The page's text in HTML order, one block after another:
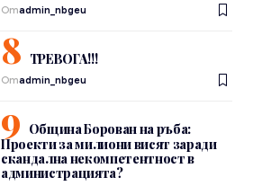
Отadmin_nbgeu
ТРЕВОГА!!!
Отadmin_nbgeu
Община Борован на ръба:
Проекти за милиони висят заради
скандална некомпетентност в
администрацията?